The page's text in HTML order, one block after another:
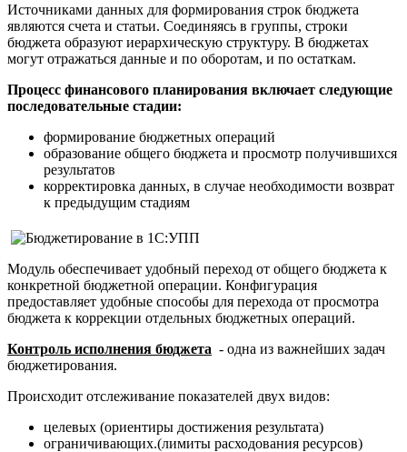
Источниками данных для формирования строк бюджета
являются счета и статьи. Соединяясь в группы, строки
бюджета образуют иерархическую структуру. В бюджетах
могут отражаться данные и по оборотам, и по остаткам.
Процесс финансового планирования включает следующие
последовательные стадии:
формирование бюджетных операций
образование общего бюджета и просмотр получившихся
результатов
корректировка данных, в случае необходимости возврат
к предыдущим стадиям
Модуль обеспечивает удобный переход от общего бюджета к
конкретной бюджетной операции. Конфигурация
предоставляет удобные способы для перехода от просмотра
бюджета к коррекции отдельных бюджетных операций.
Контроль исполнения бюджета - одна из важнейших задач
бюджетирования.
Происходит отслеживание показателей двух видов:
целевых (ориентиры достижения результата)
ограничивающих.(лимиты расходования ресурсов)